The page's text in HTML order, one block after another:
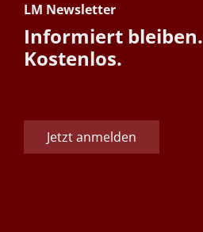
LM Newsletter
Informiert bleiben.
Kostenlos.
Jetzt anmelden